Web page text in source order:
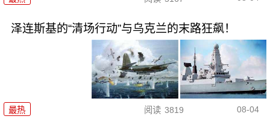
泽连斯基的“清场行动”与乌克兰的末路狂飙！
最热 阅读 3819 08-04